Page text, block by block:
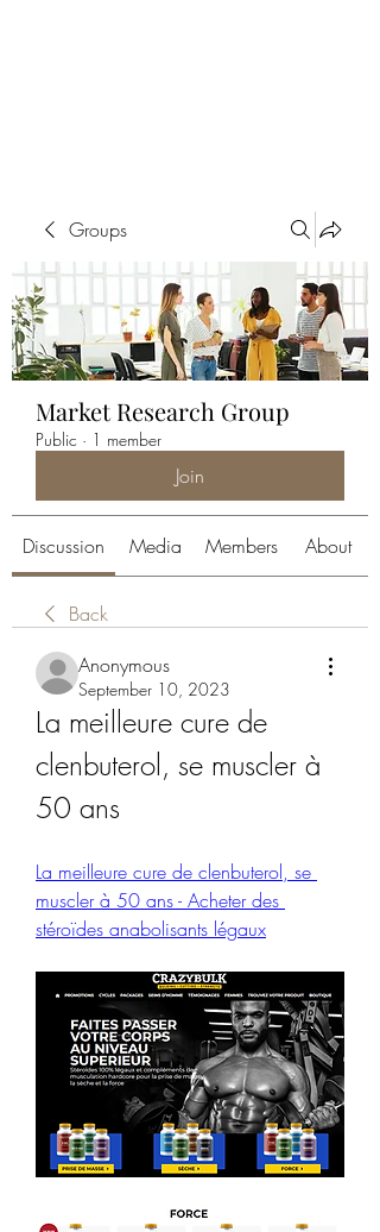
Groups
Market Research Group
Public · 1 member
Join
Discussion Media Members About
Back
Anonymous
September 10, 2023
La meilleure cure de
clenbuterol, se muscler à
50 ans
La meilleure cure de clenbuterol, se
muscler à 50 ans - Acheter des
stéroïdes anabolisants légaux